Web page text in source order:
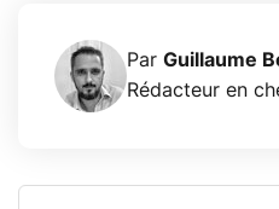
Par Guillaume
Rédacteur en